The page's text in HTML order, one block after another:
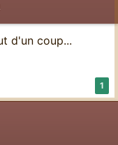
d'un coup...
1